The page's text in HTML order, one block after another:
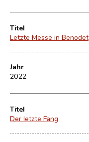
Titel
Letzte Messe in Benodet
Jahr
2022
Titel
Der letzte Fang